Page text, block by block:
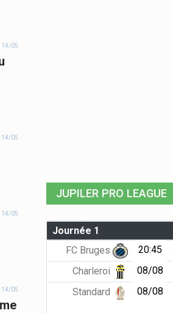
14/05
14/05
14/05
14/05
JUPILER PRO LEAGUE
Journée 1
FC Bruges
20:45
Charleroi
08/08
Standard
08/08